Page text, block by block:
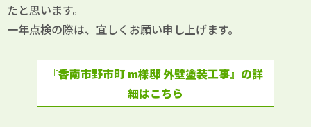
たと思います。
一年点検の際は、宜しくお願い申し上げます。
『香南市野市町 m様邸 外壁塗装工事』の詳
細はこちら